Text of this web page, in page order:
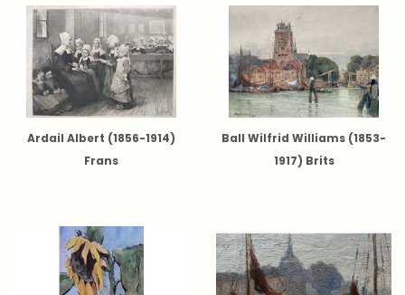
Ardail Albert (1856-1914)
Frans
Ball Wilfrid Williams (1853-
1917) Brits